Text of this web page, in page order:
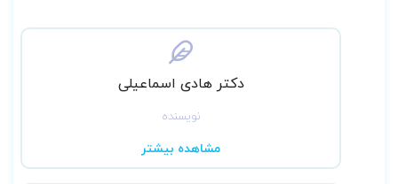
دکتر هادی اسماعیلی
نویسنده
مشاهده بیشتر